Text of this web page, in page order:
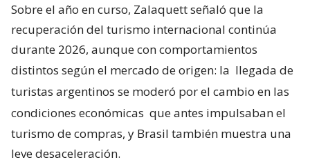
Sobre el año en curso, Zalaquett señaló que la
recuperación del turismo internacional continúa
durante 2026, aunque con comportamientos
distintos según el mercado de origen: la llegada de
turistas argentinos se moderó por el cambio en las
condiciones económicas que antes impulsaban el
turismo de compras, y Brasil también muestra una
leve desaceleración.